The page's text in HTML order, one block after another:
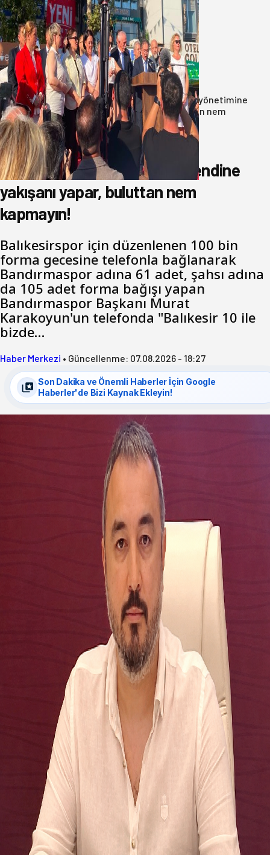
Yeni Parti Bandırma Teşkilatı kuruldu
06 Ağustos 2026
Anasayfa/Genel/Oğuzbeyi’nden Balıkesirspor yönetimine
cevap : Herkes kendine yakışanı yapar, buluttan nem
kapmayın!
Oğuzbeyi’nden Balıkesirspor
yönetimine cevap : Herkes kendine
yakışanı yapar, buluttan nem
kapmayın!
Balıkesirspor için düzenlenen 100 bin
forma gecesine telefonla bağlanarak
Bandırmaspor adına 61 adet, şahsı adına
da 105 adet forma bağışı yapan
Bandırmaspor Başkanı Murat
Karakoyun'un telefonda "Balıkesir 10 ile
bizde…
Haber Merkezi • Güncellenme: 07.08.2026 - 18:27
Son Dakika ve Önemli Haberler İçin Google
Haberler'de Bizi Kaynak Ekleyin!